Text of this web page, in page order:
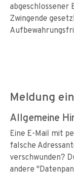
abgeschlossener
Zwingende
Meldung
Allgemeine
Eine E-Mail mit
falsche
verschwunden?
andere